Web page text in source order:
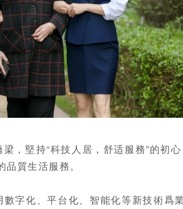
，堅持“科技人居，舒适服務”的初
質生活服務。
字化、平台化、智能化等新技術爲